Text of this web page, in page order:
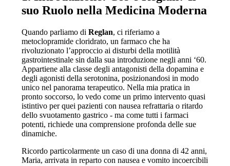
suo Ruolo nella Medicina Moderna
Quando parliamo di Reglan, ci riferiamo a
metoclopramide cloridrato, un farmaco che ha
rivoluzionato l’approccio ai disturbi della motilità
gastrointestinale sin dalla sua introduzione negli anni ‘60.
Appartiene alla classe degli antagonisti della dopamina e
degli agonisti della serotonina, posizionandosi in modo
unico nel panorama terapeutico. Nella mia pratica in
pronto soccorso, lo vedo come un primo intervento quasi
istintivo per quei pazienti con nausea refrattaria o ritardo
dello svuotamento gastrico - ma come tutti i farmaci
potenti, richiede una comprensione profonda delle sue
dinamiche.
Ricordo particolarmente un caso di una donna di 42 anni,
Maria, arrivata in reparto con nausea e vomito incoercibili